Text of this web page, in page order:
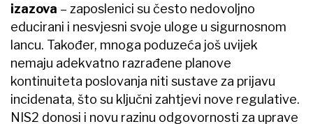
izazova – zaposlenici su često nedovoljno
educirani i nesvjesni svoje uloge u sigurnosnom
lancu. Također, mnoga poduzeća još uvijek
nemaju adekvatno razrađene planove
kontinuiteta poslovanja niti sustave za prijavu
incidenata, što su ključni zahtjevi nove regulative.
NIS2 donosi i novu razinu odgovornosti za uprave